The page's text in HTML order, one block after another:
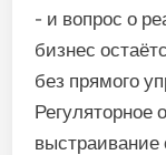
- и вопрос о
бизнес
без прямого
Регуляторное
выстраивание